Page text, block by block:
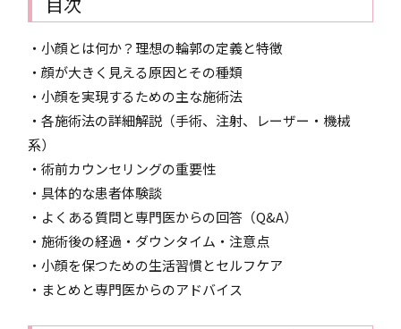
・小顔とは何か？理想の輪郭の定義と特徴
・顔が大きく見える原因とその種類
・小顔を実現するための主な施術法
・各施術法の詳細解説（手術、注射、レーザー・機械
系）
・術前カウンセリングの重要性
・具体的な患者体験談
・よくある質問と専門医からの回答（Q&A）
・施術後の経過・ダウンタイム・注意点
・小顔を保つための生活習慣とセルフケア
・まとめと専門医からのアドバイス